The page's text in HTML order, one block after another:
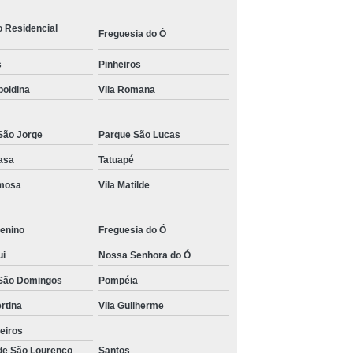
para Academia de Studio de Personal Trainer
Residencial
Freguesia do Ó
Pinheiros
Vila Romana
Jorge Parque São Lucas
Tatuapé
Vila Matilde
Freguesia do Ó
Nossa Senhora do Ó
Domingos Pompéia
Vila Guilherme
São Lourenço Santos